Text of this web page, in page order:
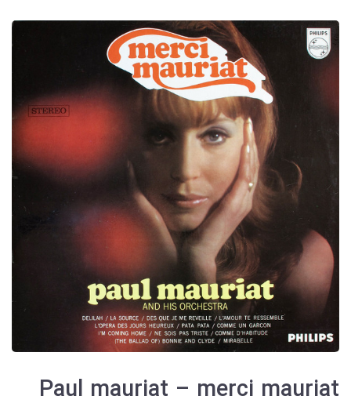
Paul mauriat – merci mauriat